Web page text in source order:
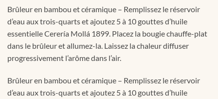
Brûleur en bambou et céramique – Remplissez le réservoir
d’eau aux trois-quarts et ajoutez 5 à 10 gouttes d’huile
essentielle Cerería Mollá 1899. Placez la bougie chauffe-plat
dans le brûleur et allumez-la. Laissez la chaleur diffuser
progressivement l’arôme dans l’air.
Brûleur en bambou et céramique – Remplissez le réservoir
d’eau aux trois-quarts et ajoutez 5 à 10 gouttes d’huile